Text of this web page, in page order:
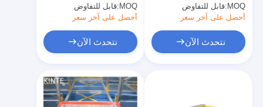
MOQ: قابل للتفاوض
أحصل على آخر سعر
نتحدث الآن
MOQ: قابل للتفاوض
أحصل على آخر سعر
نتحدث الآن